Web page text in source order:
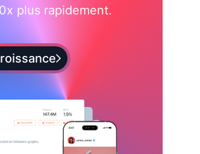
plus rapidement.